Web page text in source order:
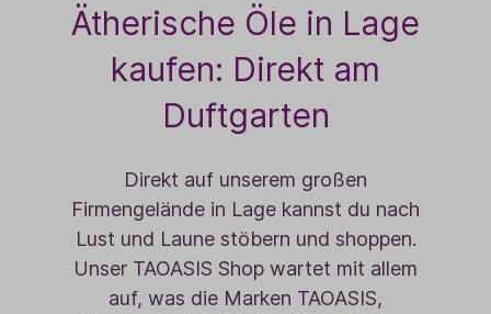
Ätherische Öle in Lage
kaufen: Direkt am
Duftgarten
Direkt auf unserem großen
Firmengelände in Lage kannst du nach
Lust und Laune stöbern und shoppen.
Unser TAOASIS Shop wartet mit allem
auf, was die Marken TAOASIS,